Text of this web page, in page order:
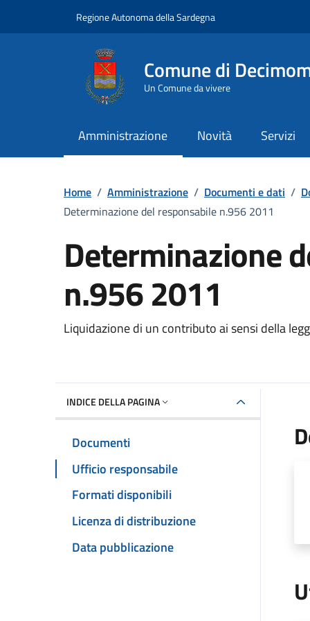
Regione Autonoma della Sardegna
Comune di
Un Comune da vivere
Amministrazione Novità Servizi
Home / Amministrazione / Documenti e dati /
Determinazione del responsabile n.956 2011
Determinazione
n.956 2011
Dettaglio del documento
Liquidazione di un contributo ai sensi della
INDICE DELLA PAGINA
Documenti
Ufficio responsabile
Formati disponibili
Licenza di distribuzione
Data pubblicazione